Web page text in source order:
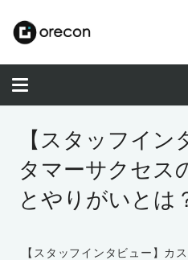
【スタッフイ
タマーサクセス
とやりがいとは
【スタッフインタビュー】カ